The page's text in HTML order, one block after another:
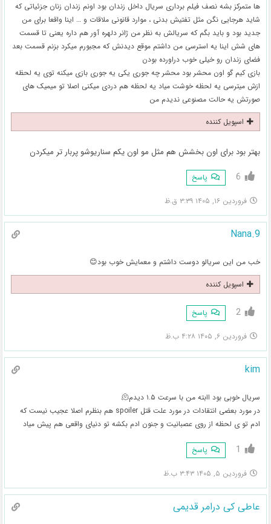
ها متمرکز بشه نصف فیلم برداری سریال داخل زندان بود اونم زندان زنان جزئیاتی که
شاید هرجایی نگن مثل تفتیش بدنی ، موارد قانونی ملاقات و … اینا واقعا برای من
جدید بود و باید بگم که سریالش به نظر من ژانر دلهره آور هم داره یعنی تا قسمت
های شش اینا یه استرسی من داشتم موقع دیدنش که مجبورم میکرد بزنم قسمت بعد
فضای زندان رو خیلی خوب دراورده بودن
بازی کیم گو اون محشر بود محشر چه جوری یکی یه جوری بازی میکنه توی یه لحظه
ازش میترسی یه لحظه خوشت میاد یه لحظه هم دردی میکنی اصلا تو میمیک های
صورتش یه حالت مصنوعی ندیدم من
اسپویل کننده
بهتر بود برای اون بخشش هم مثل مو اون یکم سناریوشو پربار تر میکردن
6 پاسخ
فروردین ۱۶, ۱۴۰۵ ۳:۳۹ ق.ظ
Nana.9
خب من این سریالو دوست داشتم و معمایش خوب بود😊
اسپویل کننده
2 پاسخ
فروردین ۶, ۱۴۰۵ ۴:۲۸ ب.ظ
kim
سریال خوبی بود اابته من با سرعت ۱.۵ دیدم🫠
در مورد بعضی انتقادات در مورد علت قتل spoiler هم بنظرم اصلا عجیب نیست که
ادم تو ی لحظه از روی عصبانیت و جنون ادم بکشه تو دنیای واقعی هم پیش میاد
1 پاسخ
فروردین ۵, ۱۴۰۵ ۳:۴۳ ب.ظ
عاطی کی درامر قدیمی